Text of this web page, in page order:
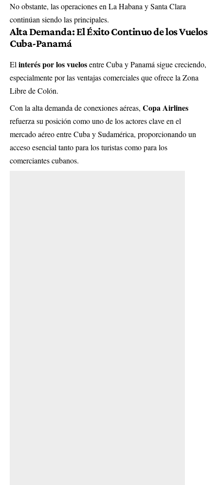
No obstante, las operaciones en La Habana y Santa Clara
continúan siendo las principales.
Alta Demanda: El Éxito Continuo de los Vuelos
Cuba-Panamá
Elinterés por los vuelosentre Cuba y Panamá sigue creciendo,
especialmente por las ventajas comerciales que ofrece la Zona
Libre de Colón.
Con la alta demanda de conexiones aéreas, Copa Airlines
refuerza su posición como uno de los actores clave en el
mercado aéreo entre Cuba y Sudamérica, proporcionando un
acceso esencial tanto para los turistas como para los
comerciantes cubanos.